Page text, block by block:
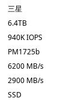
三星
6.4TB
940K IOPS
PM1725b
6200 MB/s
2900 MB/s
SSD